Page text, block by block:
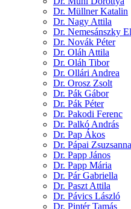
Dr. Müllner Katalin
Dr. Nagy Attila
Dr. Nemesánszky
Dr. Novák Péter
Dr. Oláh Attila
Dr. Oláh Tibor
Dr. Ollári Andrea
Dr. Orosz Zsolt
Dr. Pák Gábor
Dr. Pák Péter
Dr. Pakodi Ferenc
Dr. Palkó András
Dr. Pap Ákos
Dr. Pápai Zsuzsanna
Dr. Papp János
Dr. Papp Mária
Dr. Pár Gabriella
Dr. Paszt Attila
Dr. Pávics László
Dr. Pintér Tamás